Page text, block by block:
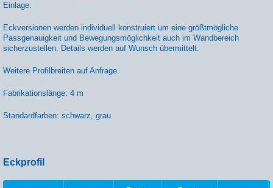
Einlage.
Eckversionen werden individuell konstruiert um eine größtmögliche
Passgenauigkeit und Bewegungsmöglichkeit auch im Wandbereich
sicherzustellen. Details werden auf Wunsch übermittelt.
Weitere Profilbreiten auf Anfrage.
Fabrikationslänge: 4 m
Standardfarben: schwarz, grau
Eckprofil